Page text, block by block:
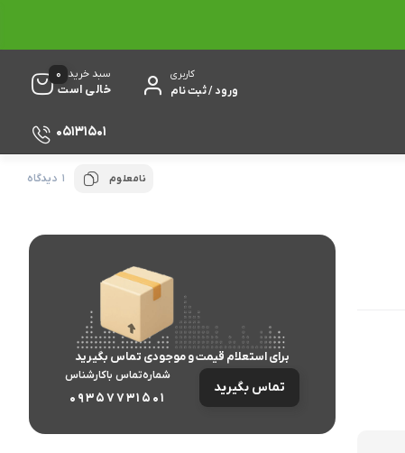
کاربری
ورود / ثبت نام
سبد خرید
خالی است
0
05131501
نامعلوم 1 دیدگاه
برای استعلام قیمت و موجودی تماس بگیرید
تماس بگیرید
شماره‌تماس‌ با‌کارشناس
09357731501